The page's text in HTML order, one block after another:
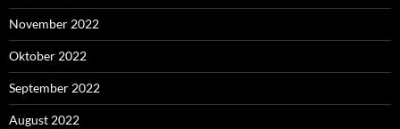
November 2022
Oktober 2022
September 2022
August 2022